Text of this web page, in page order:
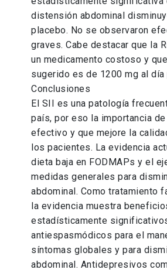
distensión abdominal
placebo. No se observaron
graves. Cabe destacar que la
un medicamento costoso y
sugerido es de 1200 mg al día
Conclusiones
El SII es una patología
país, por eso la importancia
efectivo y que mejore la
los pacientes. La evidencia
dieta baja en FODMAPs y el
medidas generales para
abdominal. Como tratamiento
la evidencia muestra
estadísticamente
antiespasmódicos para el
síntomas globales y para
abdominal. Antidepresivos